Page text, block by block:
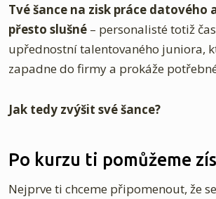
Tvé šance na zisk práce datového
přesto slušné – personalisté totiž
upřednostní talentovaného juniora,
zapadne do firmy a prokáže
Jak tedy zvýšit své šance?
Po kurzu ti pomůžeme
Nejprve ti chceme připomenout, že